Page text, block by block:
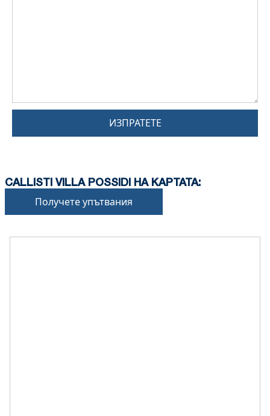
ИЗПРАТЕТЕ
CALLISTI VILLA POSSIDI НА КАРТАТА:
Получете упътвания